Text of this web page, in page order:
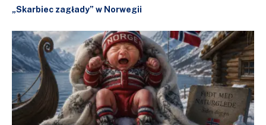
„Skarbiec zagłady” w Norwegii